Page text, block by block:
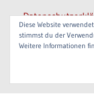
Informationen
Diese Website
stimmst du der
Weitere Informationen